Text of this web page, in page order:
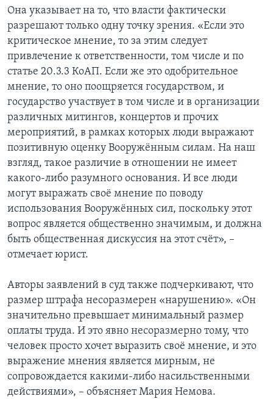
Она указывает на то, что власти фактически
разрешают только одну точку зрения. «Если это
критическое мнение, то за этим следует
привлечение к ответственности, том числе и по
статье 20.3.3 КоАП. Если же это одобрительное
мнение, то оно поощряется государством, и
государство участвует в том числе и в организации
различных митингов, концертов и прочих
мероприятий, в рамках которых люди выражают
позитивную оценку Вооружённым силам. На наш
взгляд, такое различие в отношении не имеет
какого-либо разумного основания. И все люди
могут выражать своё мнение по поводу
использования Вооружённых сил, поскольку этот
вопрос является общественно значимым, и должна
быть общественная дискуссия на этот счёт», –
отмечает юрист.
Авторы заявлений в суд также подчеркивают, что
размер штрафа несоразмерен «нарушению». «Он
значительно превышает минимальный размер
оплаты труда. И это явно несоразмерно тому, что
человек просто хочет выразить своё мнение, и это
выражение мнения является мирным, не
сопровождается какими-либо насильственными
действиями», – объясняет Мария Немова.